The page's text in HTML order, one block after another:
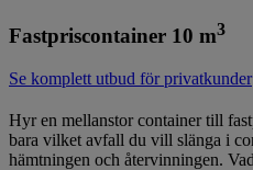
Fastpriscontainer 10 m3
Se komplett utbud för privatkunder
Hyr en mellanstor container till
bara vilket avfall du vill slänga i
hämtningen och återvinningen.